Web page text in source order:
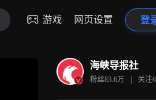
游戏 网页设置 登
海峡导报社
粉丝83.6万 | 关注6